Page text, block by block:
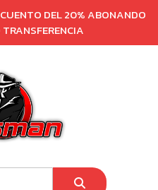
DEL 20% ABONANDO